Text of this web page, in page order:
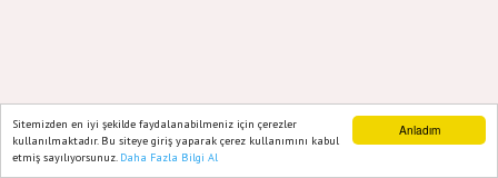
Anladım
Sitemizden en iyi şekilde faydalanabilmeniz için çerezler
kullanılmaktadır. Bu siteye giriş yaparak çerez kullanımını kabul
etmiş sayılıyorsunuz. Daha Fazla Bilgi Al
Ana Sayfa Web TV